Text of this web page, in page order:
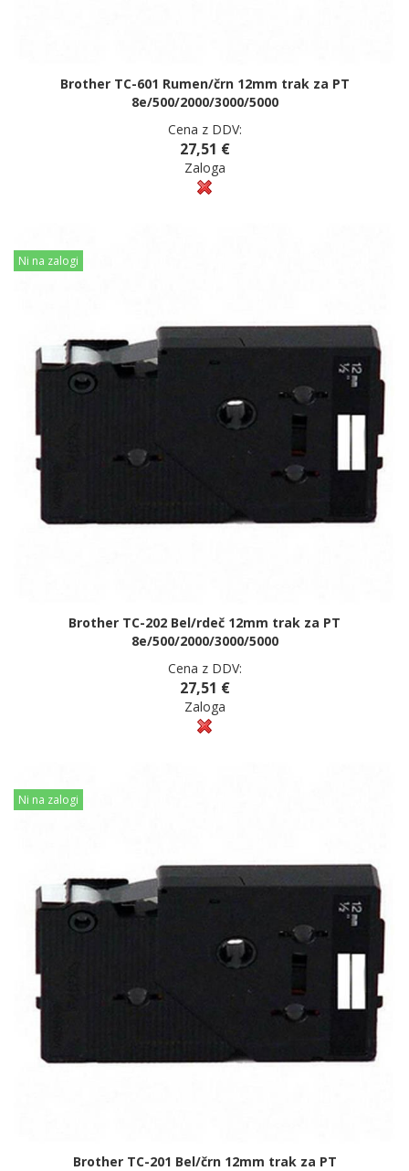
Brother TC-601 Rumen/črn 12mm trak za PT
8e/500/2000/3000/5000
Cena z DDV:
27,51 €
Zaloga
Ni na zalogi
Brother TC-202 Bel/rdeč 12mm trak za PT
8e/500/2000/3000/5000
Cena z DDV:
27,51 €
Zaloga
Ni na zalogi
Brother TC-201 Bel/črn 12mm trak za PT